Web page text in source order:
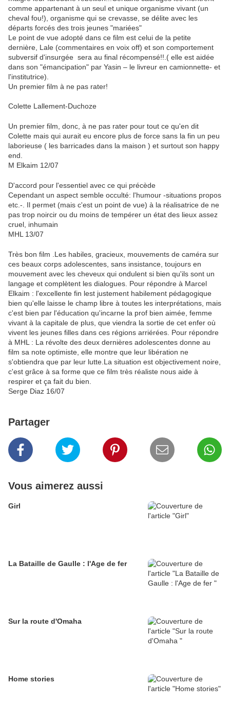
comme appartenant à un seul et unique organisme vivant (un
cheval fou!), organisme qui se crevasse, se délite avec les
départs forcés des trois jeunes "mariées"
Le point de vue adopté dans ce film est celui de la petite
dernière, Lale (commentaires en voix off) et son comportement
subversif d'insurgée sera au final récompensé!!.( elle est aidée
dans son "émancipation" par Yasin – le livreur en camionnette- et
l'institutrice).
Un premier film à ne pas rater!
Colette Lallement-Duchoze
Un premier film, donc, à ne pas rater pour tout ce qu'en dit
Colette mais qui aurait eu encore plus de force sans la fin un peu
laborieuse ( les barricades dans la maison ) et surtout son happy
end.
M Elkaim 12/07
D'accord pour l'essentiel avec ce qui précède
Cependant un aspect semble occulté: l'humour -situations propos
etc.-. Il permet (mais c'est un point de vue) à la réalisatrice de ne
pas trop noircir ou du moins de tempérer un état des lieux assez
cruel, inhumain
MHL 13/07
Très bon film .Les habiles, gracieux, mouvements de caméra sur
ces beaux corps adolescentes, sans insistance, toujours en
mouvement avec les cheveux qui ondulent si bien qu'ils sont un
langage et complètent les dialogues. Pour répondre à Marcel
Elkaim : l'excellente fin lest justement habilement pédagogique
bien qu'elle laisse le champ libre à toutes les interprétations, mais
c'est bien par l'éducation qu'incarne la prof bien aimée, femme
vivant à la capitale de plus, que viendra la sortie de cet enfer où
vivent les jeunes filles dans ces régions arriérées. Pour répondre
à MHL : La révolte des deux dernières adolescentes donne au
film sa note optimiste, elle montre que leur libération ne
s'obtiendra que par leur lutte.La situation est objectivement noire,
c'est grâce à sa forme que ce film très réaliste nous aide à
respirer et ça fait du bien.
Serge Diaz 16/07
Partager
Vous aimerez aussi
Girl
La Bataille de Gaulle : l'Age de fer
Sur la route d'Omaha
Home stories